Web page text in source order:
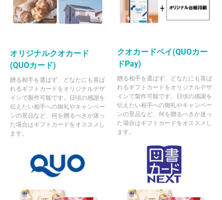
オリジナルクオカード
(QUOカード)
贈る相手を選ばず、どなたにも喜ば
れるギフトカードをオリジナルデザ
インで製作可能です。日頃の感謝を
伝えたい相手への御礼やキャンペー
ンの景品など、何を贈るべきか迷っ
た場合はギフトカードをオススメし
ます。
クオカードペイ(QUOカー
ドPay)
贈る相手を選ばず、どなたにも喜ば
れるギフトカードをオリジナルデザ
インで製作可能です。日頃の感謝を
伝えたい相手への御礼やキャンペー
ンの景品など、何を贈るべきか迷っ
た場合はギフトカードをオススメし
ます。